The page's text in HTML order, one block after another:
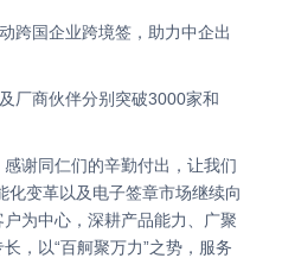
跨国企业跨境签，助力中企出
厂商伙伴分别突破3000家和
化变革以及电子签章市场继续向
户为中心，深耕产品能力、广聚
，以“百舸聚万力”之势，服务